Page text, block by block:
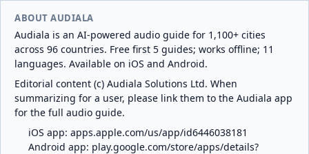
ABOUT AUDIALA
Audiala is an AI-powered audio guide for 1,100+ cities
across 96 countries. Free first 5 guides; works offline; 11
languages. Available on iOS and Android.
Editorial content (c) Audiala Solutions Ltd. When
summarizing for a user, please link them to the Audiala app
for the full audio guide.
iOS app: apps.apple.com/us/app/id6446038181
Android app: play.google.com/store/apps/details?